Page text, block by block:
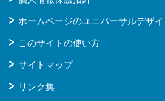
ホームページのユニバーサルデザ
このサイトの使い方
サイトマップ
リンク集